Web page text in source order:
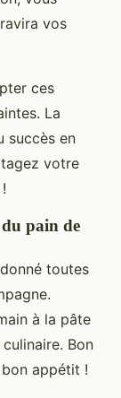
vos
ces
La
succès en
votre
pain de
toutes
à la pâte
Bon
appétit !